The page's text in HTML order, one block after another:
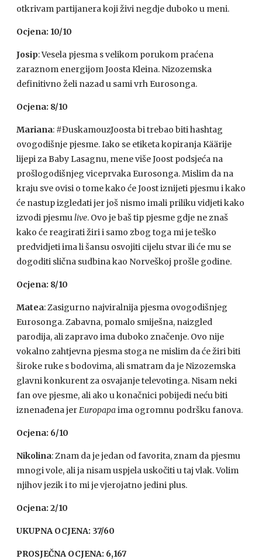
otkrivam partijanera koji živi negdje duboko u meni.
Ocjena: 10/10
Josip: Vesela pjesma s velikom porukom praćena
zaraznom energijom Joosta Kleina. Nizozemska
definitivno želi nazad u sami vrh Eurosonga.
Ocjena: 8/10
Mariana: #ĐuskamouzJoosta bi trebao biti hashtag
ovogodišnje pjesme. Iako se etiketa kopiranja Käärije
lijepi za Baby Lasagnu, mene više Joost podsjeća na
prošlogodišnjeg viceprvaka Eurosonga. Mislim da na
kraju sve ovisi o tome kako će Joost iznijeti pjesmu i kako
će nastup izgledati jer još nismo imali priliku vidjeti kako
izvodi pjesmulive. Ovo je baš tip pjesme gdje ne znaš
kako će reagirati žiri i samo zbog toga mi je teško
predvidjeti ima li šansu osvojiti cijelu stvar ili će mu se
dogoditi slična sudbina kao Norveškoj prošle godine.
Ocjena: 8/10
Matea: Zasigurno najviralnija pjesma ovogodišnjeg
Eurosonga. Zabavna, pomalo smiješna, naizgled
parodija, ali zapravo ima duboko značenje. Ovo nije
vokalno zahtjevna pjesma stoga ne mislim da će žiri biti
široke ruke s bodovima, ali smatram da je Nizozemska
glavni konkurent za osvajanje televotinga. Nisam neki
fan ove pjesme, ali ako u konačnici pobijedi neću biti
iznenađena jerEuropapaima ogromnu podršku fanova.
Ocjena: 6/10
Nikolina: Znam da je jedan od favorita, znam da pjesmu
mnogi vole, ali ja nisam uspjela uskočiti u taj vlak. Volim
njihov jezik i to mi je vjerojatno jedini plus.
Ocjena: 2/10
UKUPNA OCJENA: 37/60
PROSJEČNA OCJENA: 6,167